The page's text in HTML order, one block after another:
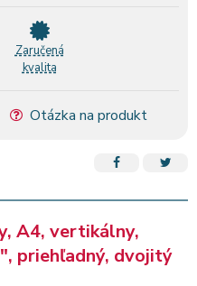
Zaručená
kvalita
Otázka na produkt
A4, vertikálny,
priehľadný, dvojitý